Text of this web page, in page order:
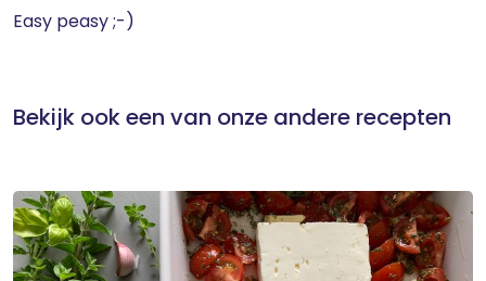
Easy peasy ;-)
Bekijk ook een van onze andere recepten